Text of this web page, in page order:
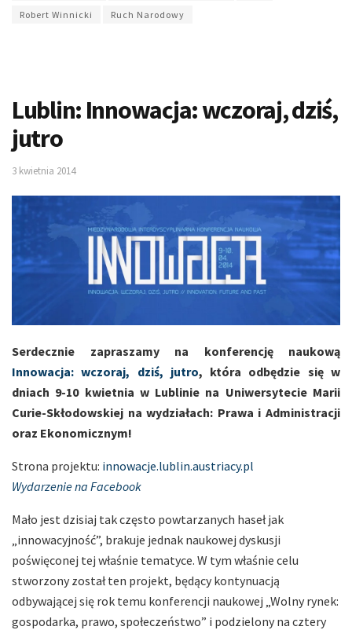
Robert Winnicki
Ruch Narodowy
Lublin: Innowacja: wczoraj, dziś,
jutro
3 kwietnia 2014
Serdecznie zapraszamy na konferencję naukową
Innowacja: wczoraj, dziś, jutro, która odbędzie się w
dniach 9-10 kwietnia w Lublinie na Uniwersytecie Marii
Curie-Skłodowskiej na wydziałach: Prawa i Administracji
oraz Ekonomicznym!
Strona projektu: innowacje.lublin.austriacy.pl
Wydarzenie na Facebook
Mało jest dzisiaj tak często powtarzanych haseł jak
„innowacyjność”, brakuje jednak naukowej dyskusji
poświęconej tej właśnie tematyce. W tym właśnie celu
stworzony został ten projekt, będący kontynuacją
odbywającej się rok temu konferencji naukowej „Wolny rynek:
gospodarka, prawo, społeczeństwo” i podzielony na cztery